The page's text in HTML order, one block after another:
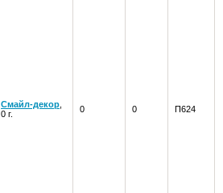
Смайл-декор
0 г.
0 0 П624